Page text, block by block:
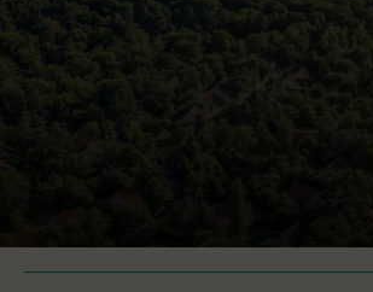
Ferienparks Ferienpark De Vlegge